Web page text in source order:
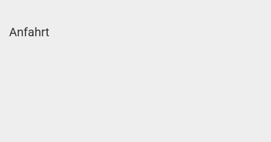
Anfahrt